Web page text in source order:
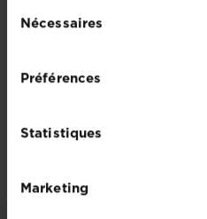
duNécessaires
Préférences
Statistiques
Marketing